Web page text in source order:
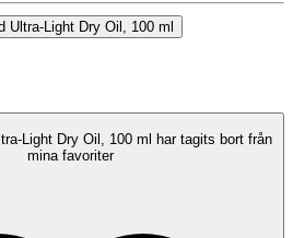
Ultra-Light Dry Oil, 100 ml
Light Dry Oil, 100 ml har tagits bort från
mina favoriter